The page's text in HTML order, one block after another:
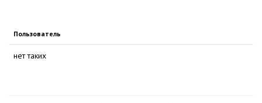
Пользователь
нет таких